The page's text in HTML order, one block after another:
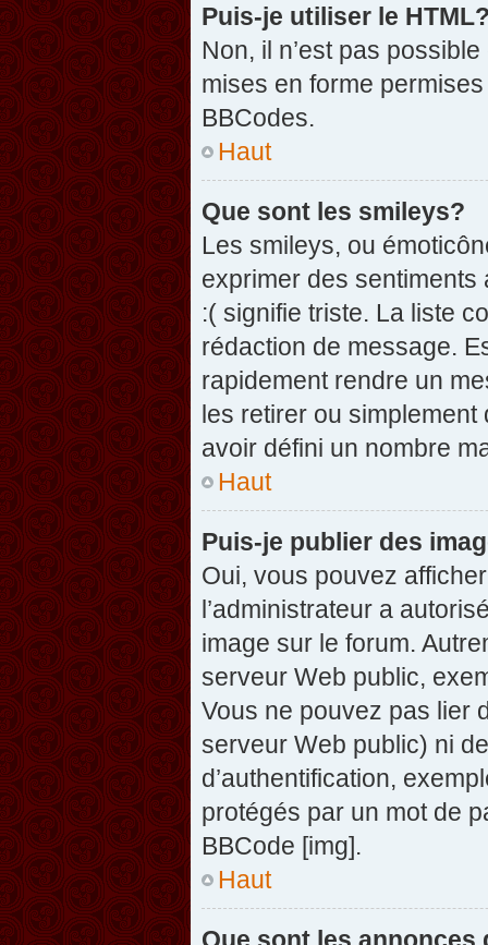
Puis-je utiliser le
Non, il n’est pas
mises en forme
BBCodes.
Haut
Que sont les smileys?
Les smileys, ou
exprimer des
:( signifie triste. La liste
rédaction de message.
rapidement rendre un
les retirer ou simplement
avoir défini un nombre
Haut
Puis-je publier des
Oui, vous pouvez
l’administrateur a
image sur le forum.
serveur Web public,
Vous ne pouvez pas lier
serveur Web public) ni
d’authentification,
protégés par un mot de
BBCode [img].
Haut
Que sont les annonces